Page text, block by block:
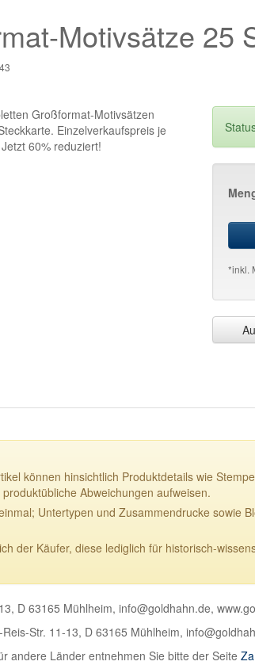
Motivsätze 25
Großformat-Motivsätzen
Einzelverkaufspreis je
60% reduziert!
*inkl.
können hinsichtlich Produktdetails wie
Abweichungen aufweisen.
Untertypen und Zusammendrucke sowie
der Käufer, diese lediglich für historisch-
D 63165 Mühlheim, info@goldhahn.de,
Str. 11-13, D 63165 Mühlheim,
andere Länder entnehmen Sie bitte der Seite